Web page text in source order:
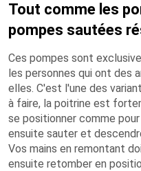
Tout comme les
pompes sautées
Ces pompes sont
les personnes qui ont des
elles. C'est l'une des
à faire, la poitrine est
se positionner comme
ensuite sauter et
Vos mains en remontant
ensuite retomber en